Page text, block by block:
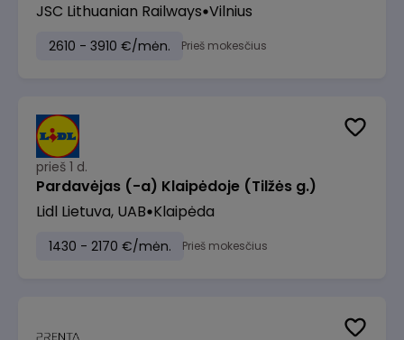
JSC Lithuanian Railways Vilnius
2610 - 3910 €/mėn. Prieš mokesčius
prieš 1 d.
Pardavėjas (-a) Klaipėdoje (Tilžės g.)
Lidl Lietuva, UAB Klaipėda
1430 - 2170 €/mėn. Prieš mokesčius